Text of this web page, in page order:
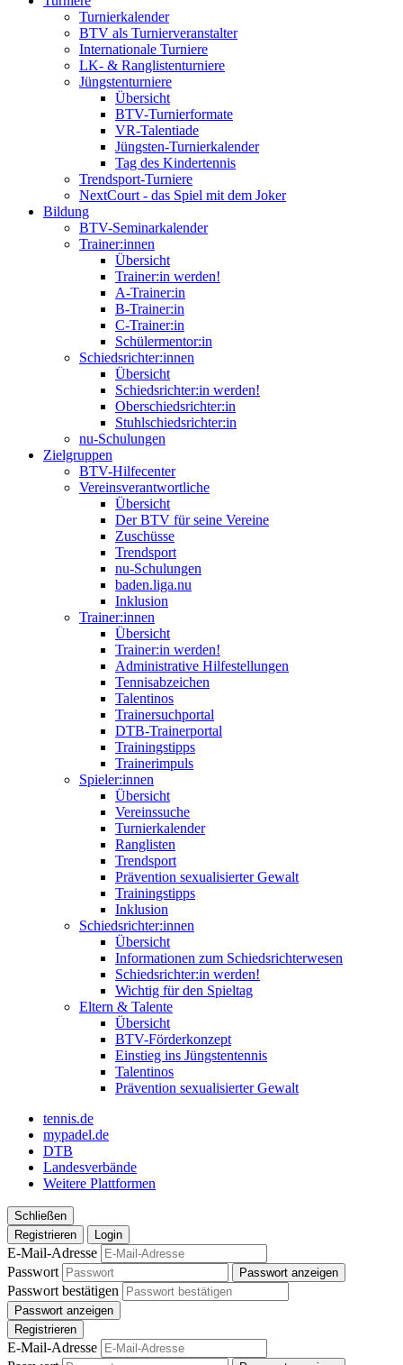
Turnierkalender
BTV als Turnierveranstalter
Internationale Turniere
LK- & Ranglistenturniere
Jüngstenturniere
Übersicht
BTV-Turnierformate
VR-Talentiade
Jüngsten-Turnierkalender
Tag des Kindertennis
Trendsport-Turniere
NextCourt - das Spiel mit dem Joker
Bildung
BTV-Seminarkalender
Trainer:innen
Übersicht
Trainer:in werden!
A-Trainer:in
B-Trainer:in
C-Trainer:in
Schülermentor:in
Schiedsrichter:innen
Übersicht
Schiedsrichter:in werden!
Oberschiedsrichter:in
Stuhlschiedsrichter:in
nu-Schulungen
Zielgruppen
BTV-Hilfecenter
Vereinsverantwortliche
Übersicht
Der BTV für seine Vereine
Zuschüsse
Trendsport
nu-Schulungen
baden.liga.nu
Inklusion
Trainer:innen
Übersicht
Trainer:in werden!
Administrative Hilfestellungen
Tennisabzeichen
Talentinos
Trainersuchportal
DTB-Trainerportal
Trainingstipps
Trainerimpuls
Spieler:innen
Übersicht
Vereinssuche
Turnierkalender
Ranglisten
Trendsport
Prävention sexualisierter Gewalt
Trainingstipps
Inklusion
Schiedsrichter:innen
Übersicht
Informationen zum Schiedsrichterwesen
Schiedsrichter:in werden!
Wichtig für den Spieltag
Eltern & Talente
Übersicht
BTV-Förderkonzept
Einstieg ins Jüngstentennis
Talentinos
Prävention sexualisierter Gewalt
tennis.de
mypadel.de
DTB
Landesverbände
Weitere Plattformen
Schließen
Registrieren
Login
E-Mail-Adresse
Passwort
Passwort anzeigen
Passwort bestätigen
Passwort anzeigen
Registrieren
E-Mail-Adresse